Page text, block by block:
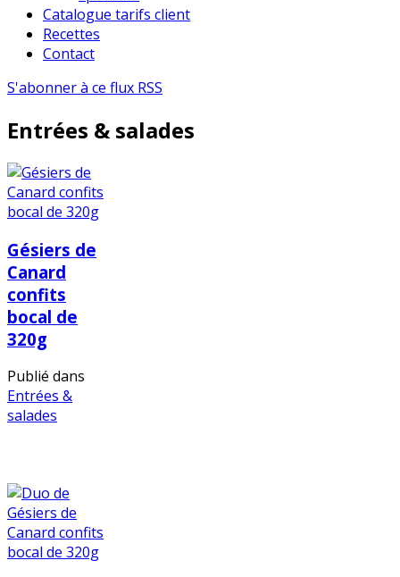
Catalogue tarifs client
Recettes
Contact
S'abonner à ce flux RSS
Entrées & salades
Gésiers de
Canard
confits
bocal de
320g
Publié dans
Entrées &
salades